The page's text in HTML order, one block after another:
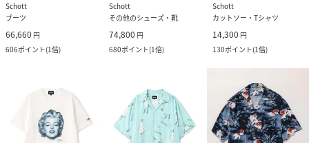
Schott
ブーツ
66,660 円
606ポイント(1倍)
Schott
その他のシューズ・靴
74,800 円
680ポイント(1倍)
Schott
カットソー・Tシャツ
14,300 円
130ポイント(1倍)